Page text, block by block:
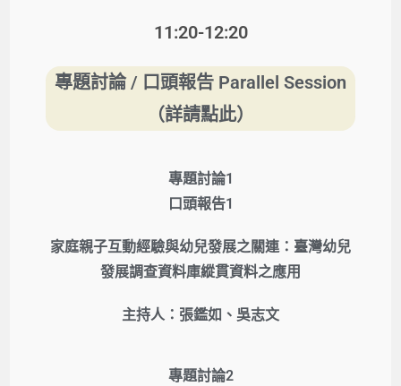
11:20-12:20
專題討論 / 口頭報告 Parallel Session
（詳請點此）
專題討論1
口頭報告1
家庭親子互動經驗與幼兒發展之關連：臺灣幼兒
發展調查資料庫縱貫資料之應用
主持人：張鑑如、吳志文
專題討論2